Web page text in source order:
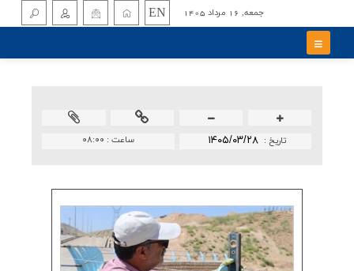
جمعه, 16 مرداد 1405 EN
ساعت : ۰۸:۰۰ تاريخ : ۱۴۰۵/۰۳/۲۸